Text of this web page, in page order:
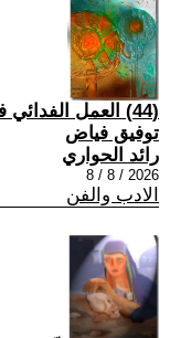
توفيق فياض
رائد الحواري
2026 / 8 / 8
الادب والفن